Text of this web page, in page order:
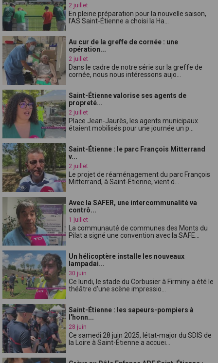
2 juillet
En pleine préparation pour la nouvelle saison,
l'AS Saint-Étienne a choisi la Ha...
Au cur de la greffe de cornée : une
opération...
2 juillet
Dans le cadre de notre série sur la greffe de
cornée, nous nous intéressons aujo...
Saint-Étienne valorise ses agents de
propreté...
2 juillet
Place Jean-Jaurès, les agents municipaux
étaient mobilisés pour une journée un p...
Saint-Étienne : le parc François Mitterrand
v...
2 juillet
Le projet de réaménagement du parc François
Mitterrand, à Saint-Étienne, vient d...
Avec la SAFER, une intercommunalité va
contrô...
1 juillet
La communauté de communes des Monts du
Pilat a signé une convention avec la SAFE...
Un hélicoptère installe les nouveaux
lampadai...
30 juin
Ce lundi, le stade du Corbusier à Firminy a été le
théâtre d'une scène impressio...
Saint-Étienne : les sapeurs-pompiers à
l'honn...
28 juin
Ce samedi 28 juin 2025, létat-major du SDIS de
la Loire à Saint-Étienne a accuei...